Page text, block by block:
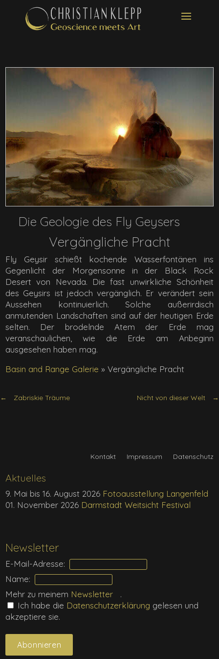
Die Geologie des Fly Geysers
Vergängliche Pracht
Fly Geysir schießt kochende Wasserfontänen ins
Gegenlicht der Morgensonne in der Black Rock
Desert von Nevada. Die fast unwirkliche Schönheit
des Geysirs ist jedoch vergänglich. Er verändert sein
Aussehen kontinuierlich. Solche außerirdisch
anmutenden Landschaften sind auf der heutigen Erde
selten. Der brodelnde Atem der Erde mag
veranschaulichen, wie die Erde am Anbeginn
ausgesehen haben mag.
Basin and Range Galerie » Vergängliche Pracht
Zabriskie Träume Nicht von dieser Welt
Newsletter
E-Mail-Adresse:
Name:
Mehr zu meinem Newsletter
.
Ich habe die Daten­schutz­erklärung gelesen und
akzeptiere sie.
Aktuelles
9. Mai bis 16. August 2026 Fotoausstellung Langenfeld
01. November 2026 Darmstadt Weitsicht Festival
Kontakt Impressum Datenschutz